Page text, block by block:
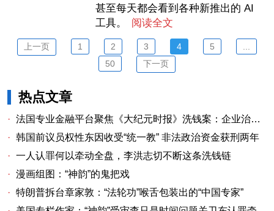
甚至每天都会看到各种新推出的 AI
工具。
阅读全文
上一页 1 2 3 4 5
50
下一页
热点文章
· 法国专业金融平台聚焦《大纪元时报》洗钱案：企业治理漏洞与监管警示
· 韩国前议员权性东因收受“统一教” 非法政治资金获刑两年
· 一人认罪何以牵动全盘，李洪志切不断这条洗钱链
· 漫画组图：“神韵”的鬼把戏
· 特朗普拆台章家敦：“法轮功”喉舌包装出的“中国专家”